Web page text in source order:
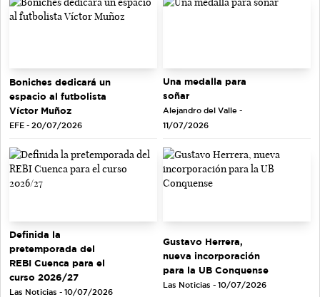
Boniches dedicará un
espacio al futbolista
Víctor Muñoz
EFE - 20/07/2026
Una medalla para
soñar
Alejandro del Valle -
11/07/2026
Definida la
pretemporada del
REBI Cuenca para el
curso 2026/27
Las Noticias - 10/07/2026
Gustavo Herrera,
nueva incorporación
para la UB Conquense
Las Noticias - 10/07/2026